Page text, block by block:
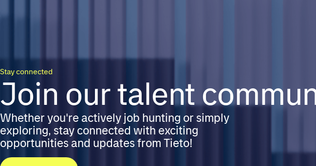
Stay connected
Join our talent
Whether you're actively job hunting or simply
exploring, stay connected with exciting
opportunities and updates from Tieto!